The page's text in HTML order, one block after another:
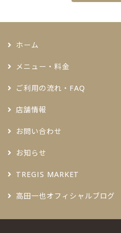
ホーム
メニュー・料金
ご利用の流れ・FAQ
店舗情報
お問い合わせ
お知らせ
TREGIS MARKET
高田一也オフィシャルブログ